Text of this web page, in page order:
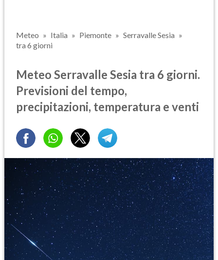
Meteo Italia Piemonte
Serravalle Sesia
tra 6 giorni
Meteo Serravalle Sesia tra 6 giorni.
Previsioni del tempo,
precipitazioni, temperatura e venti